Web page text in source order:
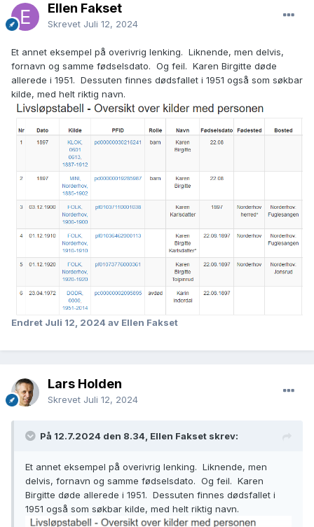
Ellen Fakset
Skrevet Juli 12, 2024
Et annet eksempel på overivrig lenking. Liknende, men delvis,
fornavn og samme fødselsdato. Og feil. Karen Birgitte døde
allerede i 1951. Dessuten finnes dødsfallet i 1951 også som søkbar
kilde, med helt riktig navn.
Endret Juli 12, 2024 av Ellen Fakset
Lars Holden
Skrevet Juli 12, 2024
På 12.7.2024 den 8.34, Ellen Fakset skrev:
Et annet eksempel på overivrig lenking. Liknende, men
delvis, fornavn og samme fødselsdato. Og feil. Karen
Birgitte døde allerede i 1951. Dessuten finnes dødsfallet i
1951 også som søkbar kilde, med helt riktig navn.